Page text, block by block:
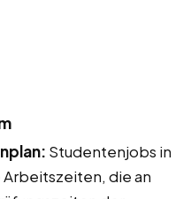
Studentenjobs in
die an